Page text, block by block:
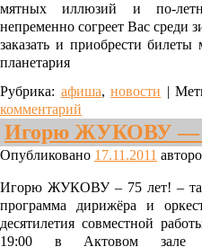
мятных иллюзий и по-
непременно согреет Вас среди
заказать и приобрести
планетария
Рубрика: афиша,новости |
комментарий
Игорю ЖУКОВУ —
Опубликовано 17.11.2011
Игорю ЖУКОВУ – 75 лет! – так
программа дирижёра и
десятилетия совместной
19:00 в Актовом зале